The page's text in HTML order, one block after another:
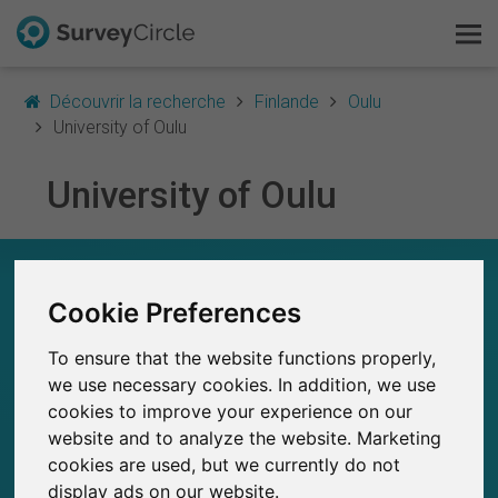
Cookie Preferences
To ensure that the website functions properly,
we use necessary cookies. In addition, we use
cookies to improve your experience on our
website and to analyze the website. Marketing
cookies are used, but we currently do not
display ads on our website.
Découvrir la recherche Finlande
Oulu
University of Oulu
University of Oulu
0
Études publiées jusqu'à présent sur
SurveyCircle
0
Études récemment publiées sur
C'est SurveyCircle
Explorer la recherche
FAQ
S'inscrire gratuitement
S'inscrire